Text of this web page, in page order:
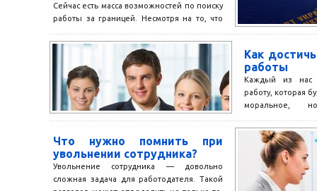
Сейчас есть масса возможностей по поиску
работы за границей. Несмотря на то, что
очень хорошо,...
Как
работы
Каждый из нас
работу, которая
моральное,
Что нужно помнить при
увольнении сотрудника?
Увольнение сотрудника — довольно
сложная задача для работодателя. Такой